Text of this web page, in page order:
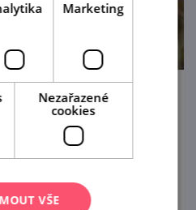
Dubňanech
Dubňany!
Marketing
Nezařazené
cookies
VŠE